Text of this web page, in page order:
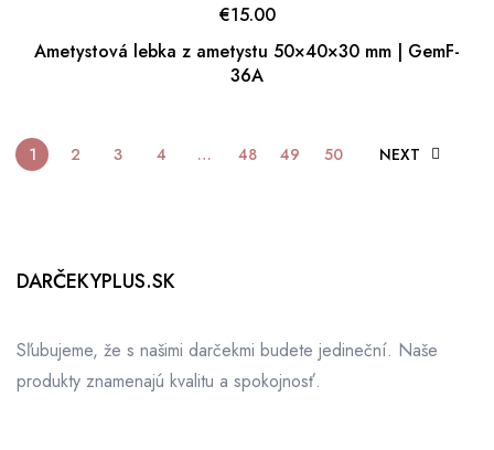
Ametystová lebka z ametystu 50×40×30 mm | GemF-
36A
€15.00
1 2 3 4 … 48 49 50 NEXT
DARČEKYPLUS.SK
Sľubujeme, že s našimi darčekmi budete jedineční. Naše
produkty znamenajú kvalitu a spokojnosť.